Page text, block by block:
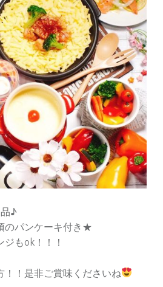
♪
のパンケーキ付き★
もok！！！
！！是非ご賞味くださいね